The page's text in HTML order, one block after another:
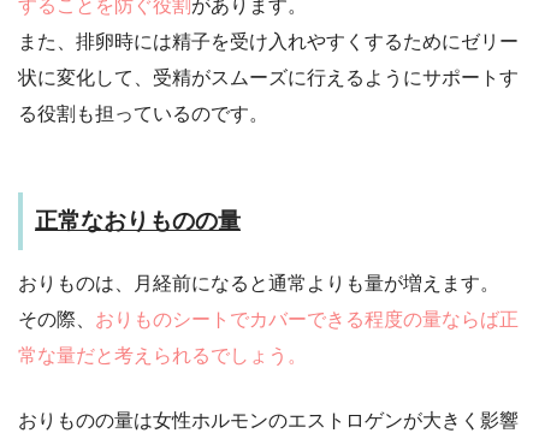
することを防ぐ役割 があります。
また、排卵時には精子を受け入れやすくするためにゼリー
状に変化して、受精がスムーズに行えるようにサポートす
る役割も担っているのです。
正常なおりものの量
おりものは、月経前になると通常よりも量が増えます。
その際、 おりものシートでカバーできる程度の量ならば正
常な量だと考えられるでしょう。
おりものの量は女性ホルモンのエストロゲンが大きく影響